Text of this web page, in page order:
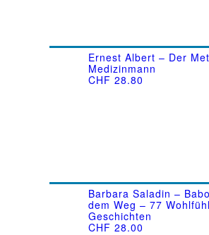
Ernest Albert – Der
Medizinmann
CHF 28.80
Barbara Saladin –
dem Weg – 77
Geschichten
CHF 28.00